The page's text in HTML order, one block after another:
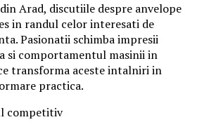
Arad, discutiile despre anvelope
in randul celor interesati de
Pasionatii schimba impresii
si comportamentul masinii in
transforma aceste intalniri in
practica.
competitiv